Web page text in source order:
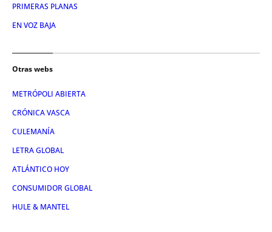
PRIMERAS PLANAS
EN VOZ BAJA
Otras webs
METRÓPOLI ABIERTA
CRÓNICA VASCA
CULEMANÍA
LETRA GLOBAL
ATLÁNTICO HOY
CONSUMIDOR GLOBAL
HULE & MANTEL